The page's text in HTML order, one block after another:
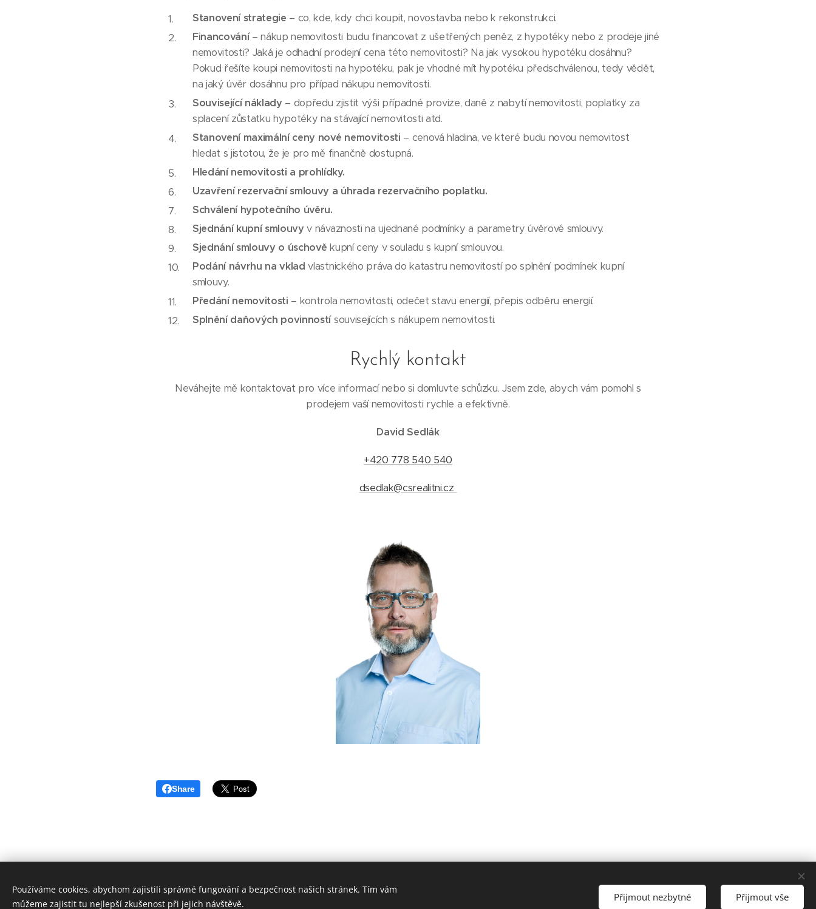
Stanovení strategie – co, kde, kdy chci koupit, novostavba nebo k rekonstrukci.
Financování– nákup nemovitosti budu financovat z ušetřených peněz, z hypotéky nebo z prodeje jiné
nemovitosti? Jaká je odhadní prodejní cena této nemovitosti? Na jak vysokou hypotéku dosáhnu?
Pokud řešíte koupi nemovitosti na hypotéku, pak je vhodné mít hypotéku předschválenou, tedy vědět,
na jaký úvěr dosáhnu pro případ nákupu nemovitosti.
Související náklady – dopředu zjistit výši případné provize, daně z nabytí nemovitosti, poplatky za
splacení zůstatku hypotéky na stávající nemovitosti atd.
Stanovení maximální ceny nové nemovitosti – cenová hladina, ve které budu novou nemovitost
hledat s jistotou, že je pro mě finančně dostupná.
Hledání nemovitosti a prohlídky.
Uzavření rezervační smlouvy a úhrada rezervačního poplatku.
Schválení hypotečního úvěru.
Sjednání kupní smlouvy v návaznosti na ujednané podmínky a parametry úvěrové smlouvy.
Sjednání smlouvy o úschově kupní ceny v souladu s kupní smlouvou.
Podání návrhu na vklad vlastnického práva do katastru nemovitostí po splnění podmínek kupní
smlouvy.
Předání nemovitosti – kontrola nemovitosti, odečet stavu energií, přepis odběru energií.
Splnění daňových povinnostísouvisejících s nákupem nemovitosti.
Rychlý kontakt
Neváhejte mě kontaktovat pro více informací nebo si domluvte schůzku. Jsem zde, abych vám pomohl s
prodejem vaší nemovitosti rychle a efektivně.
David Sedlák
+420 778 540 540
dsedlak@csrealitni.cz
Share
© 2025 David Sedlák - realitní makléř Brno | ČESKÁ SPOLEČNOST REALITNÍ - Příkop 4, Brno - střed - Zábrdovice, 602 00 |Lokality
Používáme cookies, abychom zajistili správné fungování a bezpečnost našich stránek. Tím vám
můžeme zajistit tu nejlepší zkušenost při jejich návštěvě.
Přijmout nezbytné Přijmout vše